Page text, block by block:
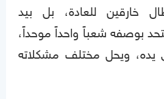
خارقين للعادة، بل بيد
بوصفه شعباً واحداً موحداً،
يده، ويحل مختلف مشكلاته